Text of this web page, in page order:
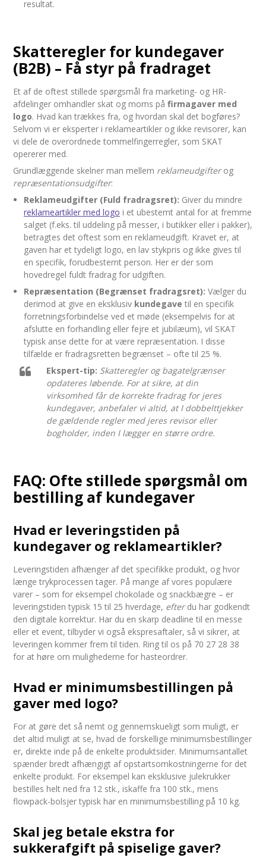
resultat.
Skatteregler for kundegaver
(B2B) – Få styr på fradraget
Et af de oftest stillede spørgsmål fra marketing- og HR-
afdelinger omhandler skat og moms påfirmagaver med
logo. Hvad kan trækkes fra, og hvordan skal det bogføres?
Selvom vi er eksperter i reklameartikler og ikke revisorer, kan
vi dele de overordnede tommelfingerregler, som SKAT
opererer med.
Grundlæggende skelner man mellem reklameudgifterog
repræsentationsudgifter:
Reklameudgifter (Fuld fradragsret): Giver du mindre
reklameartikler med logo i et ubestemt antal for at fremme
salget (f.eks. til uddeling på messer, i butikker eller i pakker),
betragtes det oftest som en reklameudgift. Kravet er, at
gaven har et tydeligt logo, en lav stykpris og ikke gives til
en specifik, forudbestemt person. Her er der som
hovedregel fuldt fradrag for udgiften.
Repræsentation (Begrænset fradragsret): Vælger du
derimod at give en eksklusiv kundegave til en specifik
forretningsforbindelse ved et møde (eksempelvis for at
afslutte en forhandling eller fejre et jubilæum), vil SKAT
typisk anse dette for at være repræsentation. I disse
tilfælde er fradragsretten begrænset – ofte til 25 %.
Ekspert-tip: Skatteregler og bagatelgrænser
opdateres løbende. For at sikre, at din
virksomhed får de korrekte fradrag for jeres
kundegaver, anbefaler vi altid, at I dobbelttjekker
de gældende regler med jeres revisor eller
bogholder, inden I lægger en større ordre.
FAQ: Ofte stillede spørgsmål om
bestilling af kundegaver
Hvad er leveringstiden på
kundegaver og reklameartikler?
Leveringstiden afhænger af det specifikke produkt, og hvor
længe trykprocessen tager. På mange af vores populære
varer – som for eksempel chokolade og snackbægre – er
leveringstiden typisk 15 til 25 hverdage, efterdu har godkendt
den digitale korrektur. Har du en skarp deadline til en messe
eller et event, tilbyder vi også ekspresaftaler, så vi sikrer, at
leveringen kommer frem til tiden. Ring til os på 70 27 28 38
for at høre om mulighederne for hasteordrer.
Hvad er minimumsbestillingen på
gaver med logo?
For at gøre det så nemt og gennemskueligt som muligt, er
det altid muligt at se, hvad de forskellige minimumsbestillinger
er, direkte inde på de enkelte produktsider. Minimumsantallet
spænder bredt afhængigt af opstartsomkostningerne for det
enkelte produkt. For eksempel kan eksklusive julekrukker
bestilles helt ned fra 12 stk., iskaffe fra 100 stk., mens
flowpack-bolsjer typisk har en minimumsbestilling på 10 kg.
Skal jeg betale ekstra for
sukkerafgift på spiselige gaver?